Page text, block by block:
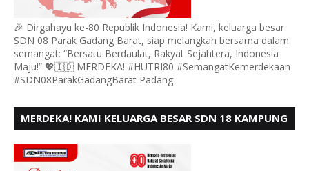
🎉 Dirgahayu ke-80 Republik Indonesia! Kami, keluarga besar
SDN 08 Parak Gadang Barat, siap melangkah bersama dalam
semangat: “Bersatu Berdaulat, Rakyat Sejahtera, Indonesia
Maju!” 💖🇮🇩 MERDEKA! #HUTRI80 #SemangatKemerdekaan
#SDN08ParakGadangBarat Padang
MERDEKA! KAMI KELUARGA BESAR SDN 18 KAMPUNG